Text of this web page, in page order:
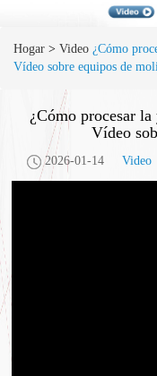
Hogar > Video ¿Cómo
Vídeo sobre equipos de
¿Cómo procesar
Vídeo
2026-01-14 Video